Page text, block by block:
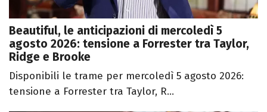
Beautiful, le anticipazioni di mercoledì 5
agosto 2026: tensione a Forrester tra Taylor,
Ridge e Brooke
Disponibili le trame per mercoledì 5 agosto 2026:
tensione a Forrester tra Taylor, R...